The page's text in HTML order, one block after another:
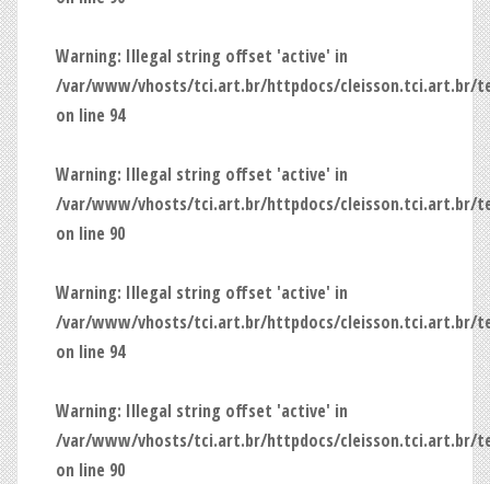
Warning: Illegal string offset 'active' in
/var/www/vhosts/tci.art.br/httpdocs/cleisson.tci.art.br/
on line 94
Warning: Illegal string offset 'active' in
/var/www/vhosts/tci.art.br/httpdocs/cleisson.tci.art.br/
on line 90
Warning: Illegal string offset 'active' in
/var/www/vhosts/tci.art.br/httpdocs/cleisson.tci.art.br/
on line 94
Warning: Illegal string offset 'active' in
/var/www/vhosts/tci.art.br/httpdocs/cleisson.tci.art.br/
on line 90